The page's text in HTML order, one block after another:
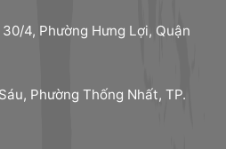
4, Phường Hưng Lợi, Quận
Phường Thống Nhất, TP.